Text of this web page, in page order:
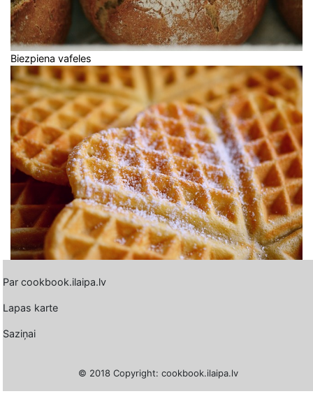
Biezpiena vafeles
Par cookbook.ilaipa.lv
Lapas karte
Saziņai
© 2018 Copyright: cookbook.ilaipa.lv